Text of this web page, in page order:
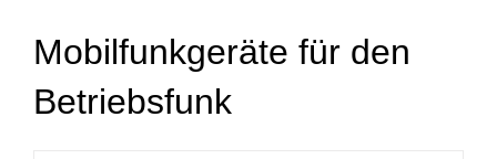
Mobilfunkgeräte für den
Betriebsfunk